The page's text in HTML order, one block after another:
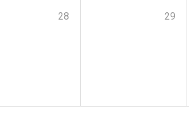
28 29